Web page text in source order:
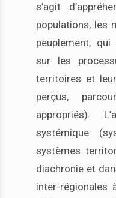
s’agit
populations, les
peuplement,
sur les
territoires et
perçus,
appropriés).
systémique
systèmes
diachronie et
inter-régionales